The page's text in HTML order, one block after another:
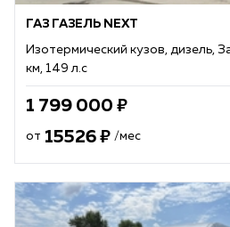
ГАЗ ГАЗЕЛЬ NEXT
Изотермический кузов, дизель,
км, 149 л.с
1 799 000
от 15526 /мес